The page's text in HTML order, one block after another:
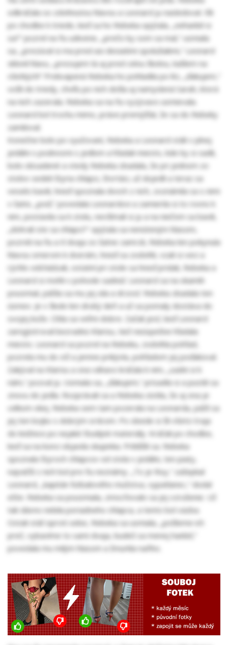
odkráčala so zdvihnutou hlavou a Leonard ju nasledoval. Išli
po chodbe k triede, keď sa ho Rebeka opýtala, „nehanbil si
sa?“ pozrel na ňu udivene, „prečo by som sa mal,“ usmiala
sa, „prezúval si ma pred asi desiatimi spolužiakmi,“ Leonard
sklonil hlavu, „prezujem ťa aj pred celou školou, kašlem na
všetkých!“ Prekvapená Rebeka ho pohladila po líci, „ďakujem,“
vošli do triedy, chvíľu po nich došla aj namyslená Sarah, ktorá
na nich zazerala. Rebeka sa na ňu vyzývavo usmievala.
Leonard bol trochu mimo, práve premýšľal, že sa do Rebeky
zamiloval.
Konečne bolo po vyučovaní, Rebeka a Leonard stáli v plnej
jedálni s podnosmi s jedlom a hľadali miesto, kde by si sadli,
bolo obsadené a vtedy Rebeka zbadala, že pri jednom zo
stolov sedeli štyria chlapci, štvrtáci, už dojedli a teraz sa
veselo bavili, hneď spoznala dvoch z nich, zoznámila sa s nimi
v šatni, „poď,“ povedala Leonardovi a zamierila si to rovno k
nim, postavila sa k stolu, nevšímali si ju a na niečom sa bavili,
„dohrali ste sa chlapci?“ opýtala sa nenúteným hlasom,
pozreli na ňu a tí dvaja zo šatne zamrzli, Rebeka len pokynula
hlavou smerom k dverám, hneď sa zodvihli, vzali si veci a
rýchlo odchádzali, ostatní pri stole sa hneď pridali, Rebeka a
Leonard si mohli v pohode sadnúť. Leonard sa na okamih
pousmial, páčila sa mu jej sila a drzosť. Rebeka zbadala ten
úsmev. Je v škole len druhý deň a už sa pomaly dostáva do
svojej kože. Cítila sa veľmi dobre. Začali jesť, keď Leonard
zaregistroval bezradnú Klarisu, tiež neúspešne hľadala
miesto. Leonard sa pozrel na Rebeku, zodvihla pohľad,
pozrela mu do očí a jemne prikývla, pohľadom jej poďakoval.
Zakýval na Klarisu a ona váhavo kráčala k nim, „sadni si k
nám,“ pozval ju. Usmiala sa, „ďakujem,“ prisadla si a pustili sa
znovu do jedla. Rozprávali sa a Rebeka zistila, že aj ona je
celkom okej. Rebeka sem tam pozerala na Leonarda, páčil sa
jej ten bojko s dobrým srdcom. Po obede si šli všetci traja
do knižnice po nejaké študijné materiály. Kráčali po chodbe,
keď sa na konci objavila skupinka. Priblížili sa. Rebeka
spoznala štyroch chlapcov od stola v jedálni, ten piaty,
najväčší z nich bol pre ňu neznámy. „To je Roy,“ zašepkal
Leonard, „kapitán futbalového mužstva, vypatlanec,“ dodal
ešte. Rebeka sa pousmiala, zmocňovalo sa jej vzrušenie. Už
tak dávno nebila poriadneho chlapca, a tento bol väzba.
Ostali stáť oproti sebe, Rebeka sa usmiala, „pošleme ich
preč, vybavíme to sami dvaja, budeš sa menej hanbiť,“
povedala mu milým hlasom a žmurkla naňho.